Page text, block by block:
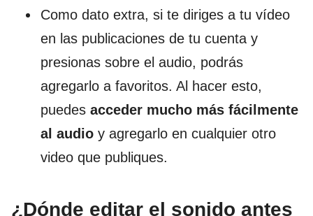
Como dato extra, si te diriges a tu vídeo
en las publicaciones de tu cuenta y
presionas sobre el audio, podrás
agregarlo a favoritos. Al hacer esto,
puedes acceder mucho más fácilmente
al audio y agregarlo en cualquier otro
video que publiques.
¿Dónde editar el sonido antes